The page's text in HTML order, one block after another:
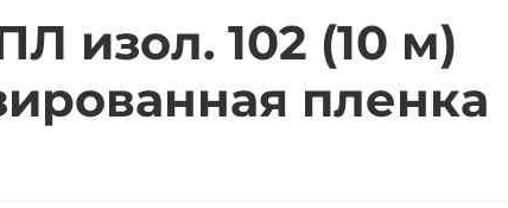
изол. 102 (10 м)
пленка